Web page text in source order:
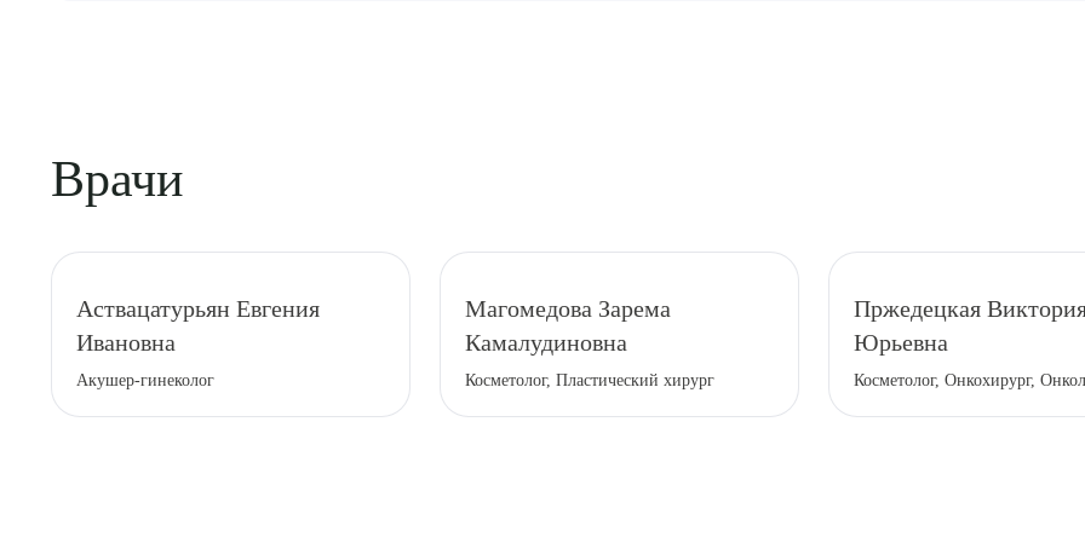
Врачи
Аствацатурьян Евгения
Ивановна
Акушер-гинеколог
Магомедова Зарема
Камалудиновна
Косметолог, Пластический хирург
Пржедецкая
Юрьевна
Косметолог, Онкохирург,